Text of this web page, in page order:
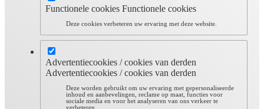
Functionele cookies Functionele cookies
Deze cookies verbeteren uw ervaring met deze website.
Advertentiecookies / cookies van derden
Advertentiecookies / cookies van derden
Deze worden gebruikt om uw ervaring met gepersonaliseerde
inhoud en aanbevelingen, reclame op maat, functies voor
sociale media en voor het analyseren van ons verkeer te
verbeteren.